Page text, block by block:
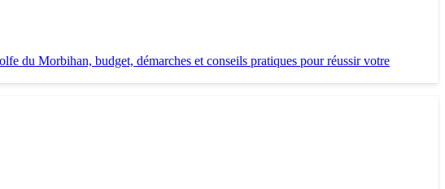
du Morbihan, budget, démarches et conseils pratiques pour réussir votre